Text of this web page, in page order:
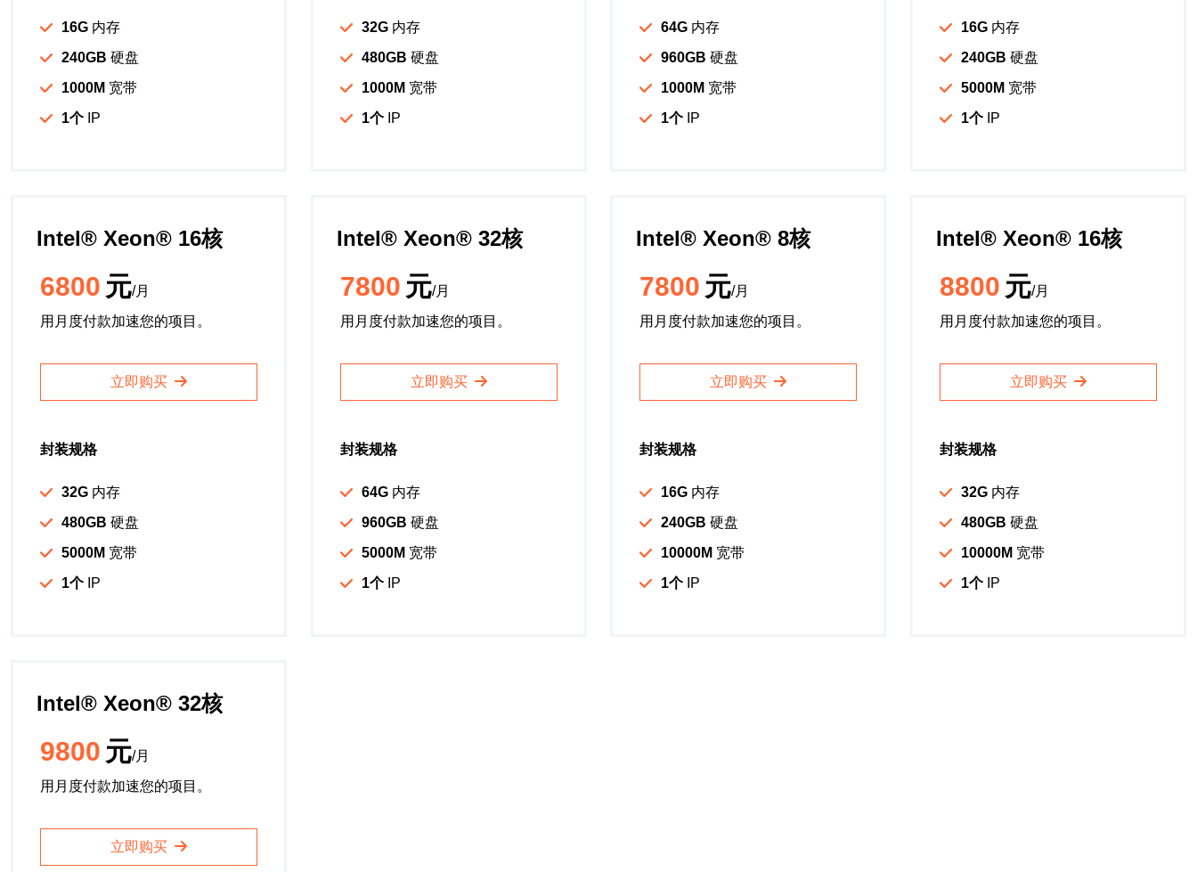
16G 内存
240GB 硬盘
1000M 宽带
1个 IP
32G内存
480GB 硬盘
1000M 宽带
1个IP
64G 内存
960GB 硬盘
1000M 宽带
1个 IP
16G内存
240GB 硬盘
5000M 宽带
1个IP
Intel®️ Xeon®️ 16核
6800 元/月
用月度付款加速您的项目。
立即购买
封装规格
32G 内存
480GB 硬盘
5000M 宽带
1个 IP
Intel®️ Xeon®️ 32核
7800 元/月
用月度付款加速您的项目。
立即购买
封装规格
64G内存
960GB 硬盘
5000M 宽带
1个IP
Intel®️ Xeon®️ 8核
7800 元/月
用月度付款加速您的项目。
立即购买
封装规格
16G 内存
240GB 硬盘
10000M 宽带
1个 IP
Intel®️ Xeon®️ 16核
8800 元/月
用月度付款加速您的项目。
立即购买
封装规格
32G内存
480GB 硬盘
10000M 宽带
1个IP
Intel®️ Xeon®️ 32核
9800 元/月
用月度付款加速您的项目。
立即购买